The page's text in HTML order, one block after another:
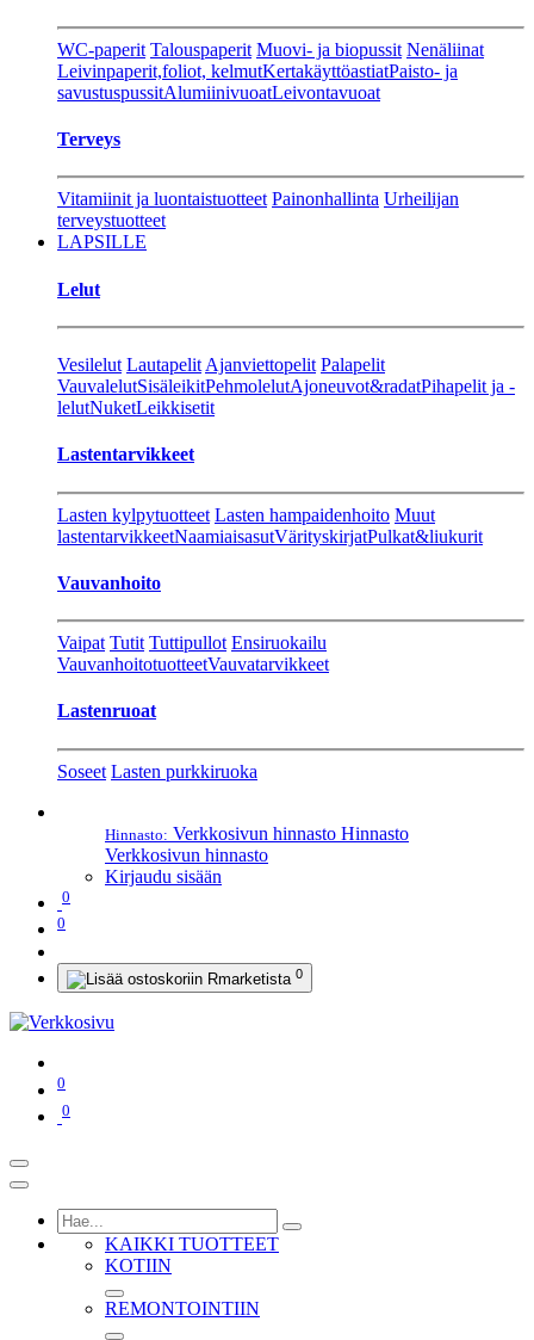
WC-paperit Talouspaperit Muovi- ja biopussit Nenäliinat
Leivinpaperit,foliot, kelmutKertakäyttöastiatPaisto- ja
savustuspussitAlumiinivuoatLeivontavuoat
Terveys
Vitamiinit ja luontaistuotteet Painonhallinta Urheilijan
terveystuotteet
LAPSILLE
Lelut
Vesilelut Lautapelit Ajanviettopelit Palapelit
VauvalelutSisäleikitPehmolelutAjoneuvot&radatPihapelit ja -
lelutNuketLeikkisetit
Lastentarvikkeet
Lasten kylpytuotteet Lasten hampaidenhoito Muut
lastentarvikkeetNaamiaisasutVärityskirjatPulkat&liukurit
Vauvanhoito
Vaipat Tutit Tuttipullot Ensiruokailu
VauvanhoitotuotteetVauvatarvikkeet
Lastenruoat
Soseet Lasten purkkiruoka
Hinnasto: Verkkosivun hinnasto Hinnasto
Verkkosivun hinnasto
Kirjaudu sisään
0
0
0
0
0
KAIKKI TUOTTEET
KOTIIN
REMONTOINTIIN